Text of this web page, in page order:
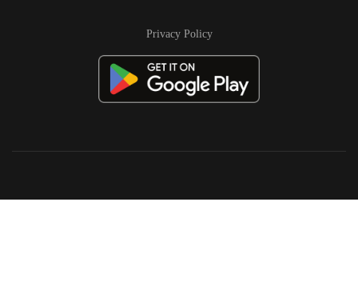
Privacy Policy